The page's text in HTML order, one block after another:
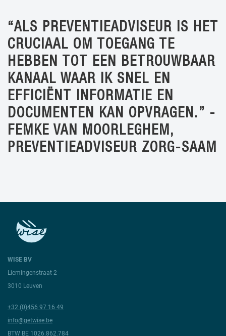
“ALS PREVENTIEADVISEUR IS HET
CRUCIAAL OM TOEGANG TE
HEBBEN TOT EEN BETROUWBAAR
KANAAL WAAR IK SNEL EN
EFFICIËNT INFORMATIE EN
DOCUMENTEN KAN OPVRAGEN.” -
FEMKE VAN MOORLEGHEM,
PREVENTIEADVISEUR ZORG-SAAM
WISE BV
Liemingenstraat 2
3010 Leuven
+32 (0)456 97 16 49
info@getwise.be
BTW BE 1026.862.784